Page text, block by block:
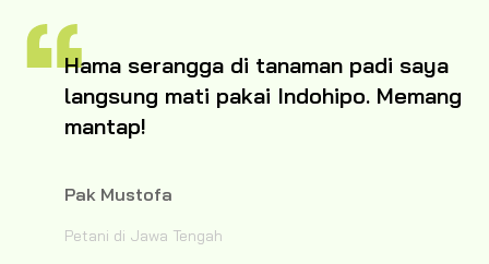
Hama serangga di tanaman padi saya
langsung mati pakai Indohipo. Memang
mantap!
Pak Mustofa
Petani di Jawa Tengah